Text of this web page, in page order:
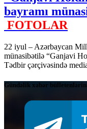
bayramı
FOTOLAR
22 iyul – Azərbaycan
münasibətilə “Ganjavi
Tədbir çərçivəsində
Gündəlik xəbər